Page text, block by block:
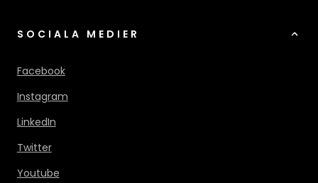
SOCIALA MEDIER
Facebook
Instagram
LinkedIn
Twitter
Youtube